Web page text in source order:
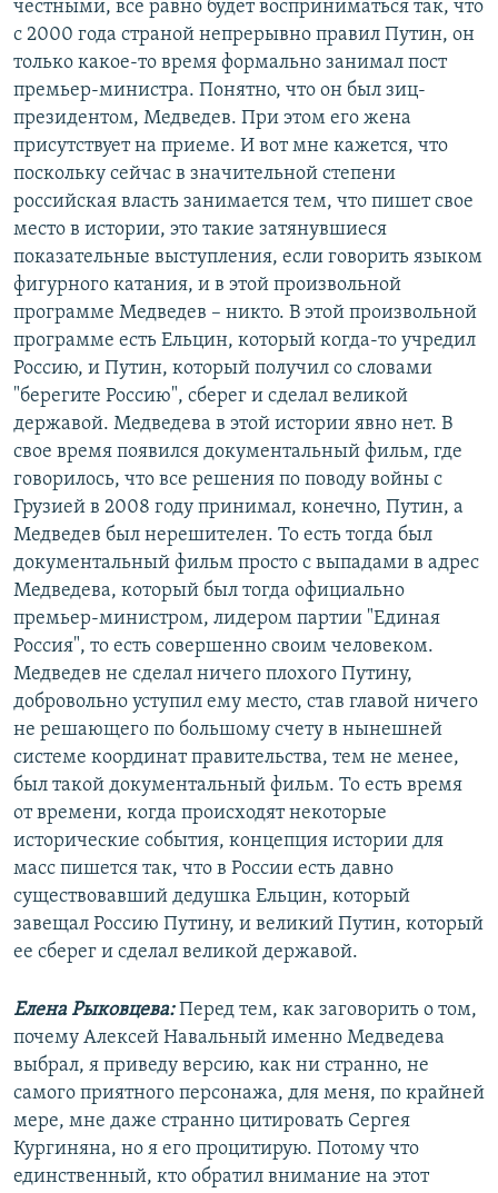
честными, все равно будет восприниматься так, что
с 2000 года страной непрерывно правил Путин, он
только какое-то время формально занимал пост
премьер-министра. Понятно, что он был зиц-
президентом, Медведев. При этом его жена
присутствует на приеме. И вот мне кажется, что
поскольку сейчас в значительной степени
российская власть занимается тем, что пишет свое
место в истории, это такие затянувшиеся
показательные выступления, если говорить языком
фигурного катания, и в этой произвольной
программе Медведев – никто. В этой произвольной
программе есть Ельцин, который когда-то учредил
Россию, и Путин, который получил со словами
"берегите Россию", сберег и сделал великой
державой. Медведева в этой истории явно нет. В
свое время появился документальный фильм, где
говорилось, что все решения по поводу войны с
Грузией в 2008 году принимал, конечно, Путин, а
Медведев был нерешителен. То есть тогда был
документальный фильм просто с выпадами в адрес
Медведева, который был тогда официально
премьер-министром, лидером партии "Единая
Россия", то есть совершенно своим человеком.
Медведев не сделал ничего плохого Путину,
добровольно уступил ему место, став главой ничего
не решающего по большому счету в нынешней
системе координат правительства, тем не менее,
был такой документальный фильм. То есть время
от времени, когда происходят некоторые
исторические события, концепция истории для
масс пишется так, что в России есть давно
существовавший дедушка Ельцин, который
завещал Россию Путину, и великий Путин, который
ее сберег и сделал великой державой.
Елена Рыковцева:Перед тем, как заговорить о том,
почему Алексей Навальный именно Медведева
выбрал, я приведу версию, как ни странно, не
самого приятного персонажа, для меня, по крайней
мере, мне даже странно цитировать Сергея
Кургиняна, но я его процитирую. Потому что
единственный, кто обратил внимание на этот